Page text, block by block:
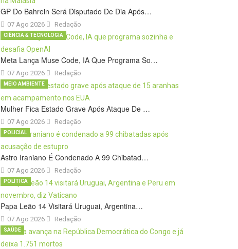
GP Do Bahrein Será Disputado De Dia Após…
07 Ago 2026 Redação
Meta Lança Muse Code, IA Que Programa So…
07 Ago 2026
CIÊNCIA & TECNOLOGIA
Redação
Mulher Fica Estado Grave Após Ataque De …
07 Ago 2026
MEIO AMBIENTE
Redação
Astro Iraniano É Condenado A 99 Chibatad…
07 Ago 2026
POLICIAL
Redação
Papa Leão 14 Visitará Uruguai, Argentina…
07 Ago 2026
POLÍTICA
Redação
SAÚDE